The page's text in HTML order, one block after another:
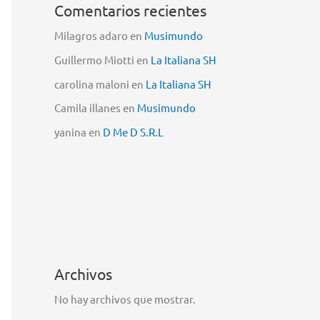
Comentarios recientes
Milagros adaro en Musimundo
Guillermo Miotti en La Italiana SH
carolina maloni en La Italiana SH
Camila illanes en Musimundo
yanina en D Me D S.R.L
Archivos
No hay archivos que mostrar.